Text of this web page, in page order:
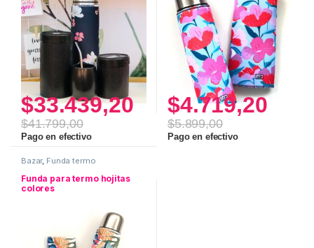
$33.439,20
$41.799,00
Pago en efectivo
$4.719,20
$5.899,00
Pago en efectivo
Bazar, Funda termo
Funda para termo hojitas
colores